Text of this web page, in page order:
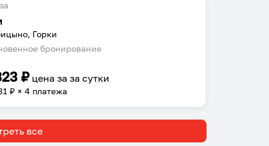
Горки
бронирование
₽ цена заза сутки
₽ × 4 платежа
все